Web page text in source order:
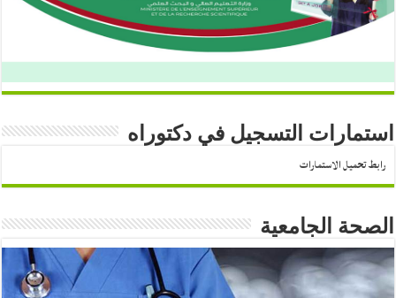
استمارات التسجيل في دكتوراه
رابط تحميل الاستمارات
الصحة الجامعية